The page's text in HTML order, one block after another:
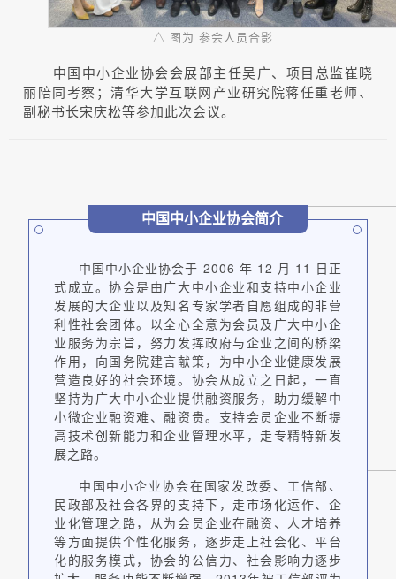
△ 图为 参会人员合影
中国中小企业协会会展部主任吴广、项目总监崔晓
丽陪同考察；清华大学互联网产业研究院蒋任重老师、
副秘书长宋庆松等参加此次会议。
中国中小企业协会简介
中国中小企业协会于 2006 年 12 月 11 日正
式成立。协会是由广大中小企业和支持中小企业
发展的大企业以及知名专家学者自愿组成的非营
利性社会团体。以全心全意为会员及广大中小企
业服务为宗旨，努力发挥政府与企业之间的桥梁
作用，向国务院建言献策，为中小企业健康发展
营造良好的社会环境。协会从成立之日起，一直
坚持为广大中小企业提供融资服务，助力缓解中
小微企业融资难、融资贵。支持会员企业不断提
高技术创新能力和企业管理水平，走专精特新发
展之路。
中国中小企业协会在国家发改委、工信部、
民政部及社会各界的支持下，走市场化运作、企
业化管理之路，从为会员企业在融资、人才培养
等方面提供个性化服务，逐步走上社会化、平台
化的服务模式，协会的公信力、社会影响力逐步